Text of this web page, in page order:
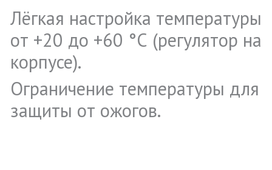
Лёгкая настройка температуры
от +20 до +60 °С (регулятор на
корпусе).
Ограничение температуры для
защиты от ожогов.